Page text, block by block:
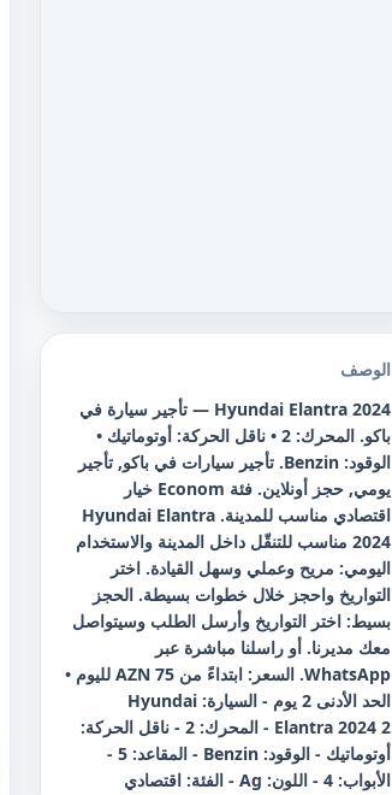
الوصف
Hyundai Elantra 2024 — تأجير سيارة في
باكو. المحرك: 2 • ناقل الحركة: أوتوماتيك •
الوقود: Benzin. تأجير سيارات في باكو, تأجير
يومي, حجز أونلاين. فئة Econom خيار
اقتصادي مناسب للمدينة. Hyundai Elantra
2024 مناسب للتنقّل داخل المدينة والاستخدام
اليومي: مريح وعملي وسهل القيادة. اختر
التواريخ واحجز خلال خطوات بسيطة. الحجز
بسيط: اختر التواريخ وأرسل الطلب وسيتواصل
معك مديرنا. أو راسلنا مباشرة عبر
WhatsApp. السعر: ابتداءً من 75 AZN لليوم •
الحد الأدنى 2 يوم - السيارة: Hyundai
Elantra 2024 2 - المحرك: 2 - ناقل الحركة:
أوتوماتيك - الوقود: Benzin - المقاعد: 5 -
الأبواب: 4 - اللون: Ag - الفئة: اقتصادي